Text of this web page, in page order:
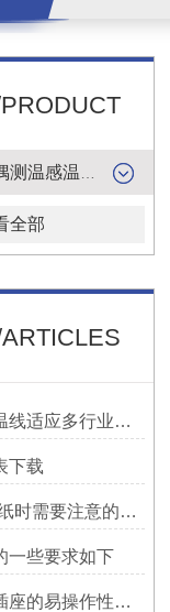
全部
美国OMEGA测温线适应多行业需求
下载
使用英国测温试纸时需要注意的事项
一些要求如下
OMEGA热电偶插座的易操作性探讨